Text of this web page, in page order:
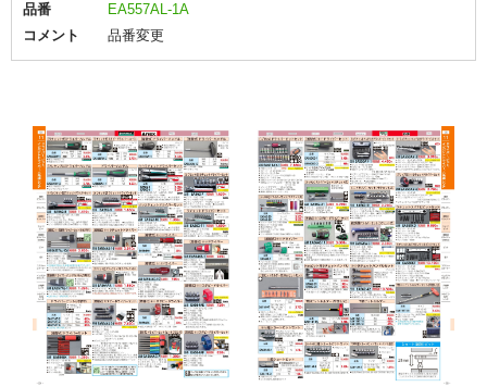
品番
EA557AL-1A
コメント
品番変更